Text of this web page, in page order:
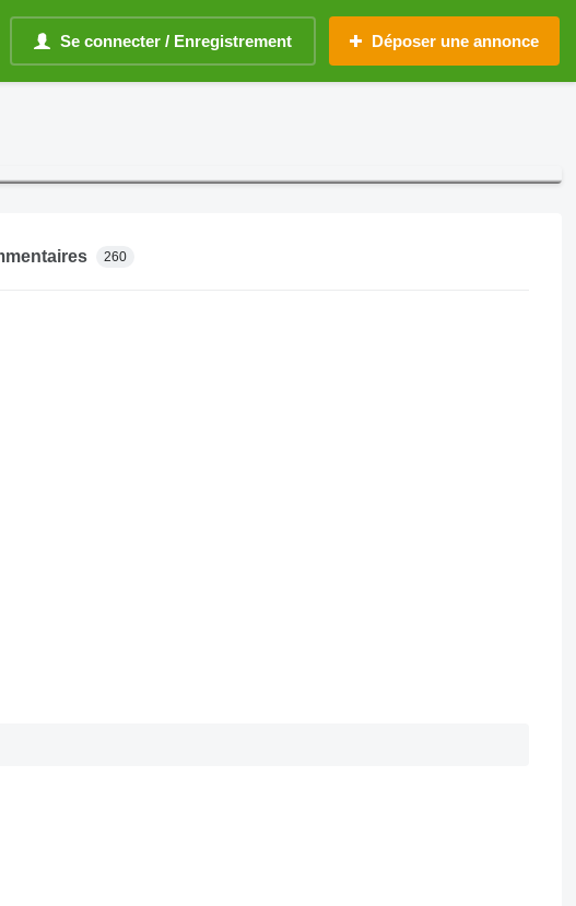
Se connecter / Enregistrement Déposer une annonce
260